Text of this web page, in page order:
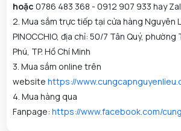
hoặc 0786 483 368 - 0912 907 933 hay
2. Mua sắm trực tiếp tại cửa hàng Nguyên
PINOCCHIO, địa chỉ: 50/7 Tân Quý, phường
Phú, TP. Hồ Chí Minh
3. Mua sắm online trên
website https://
4. Mua hàng qua
Fanpage: https://www.facebook.com/